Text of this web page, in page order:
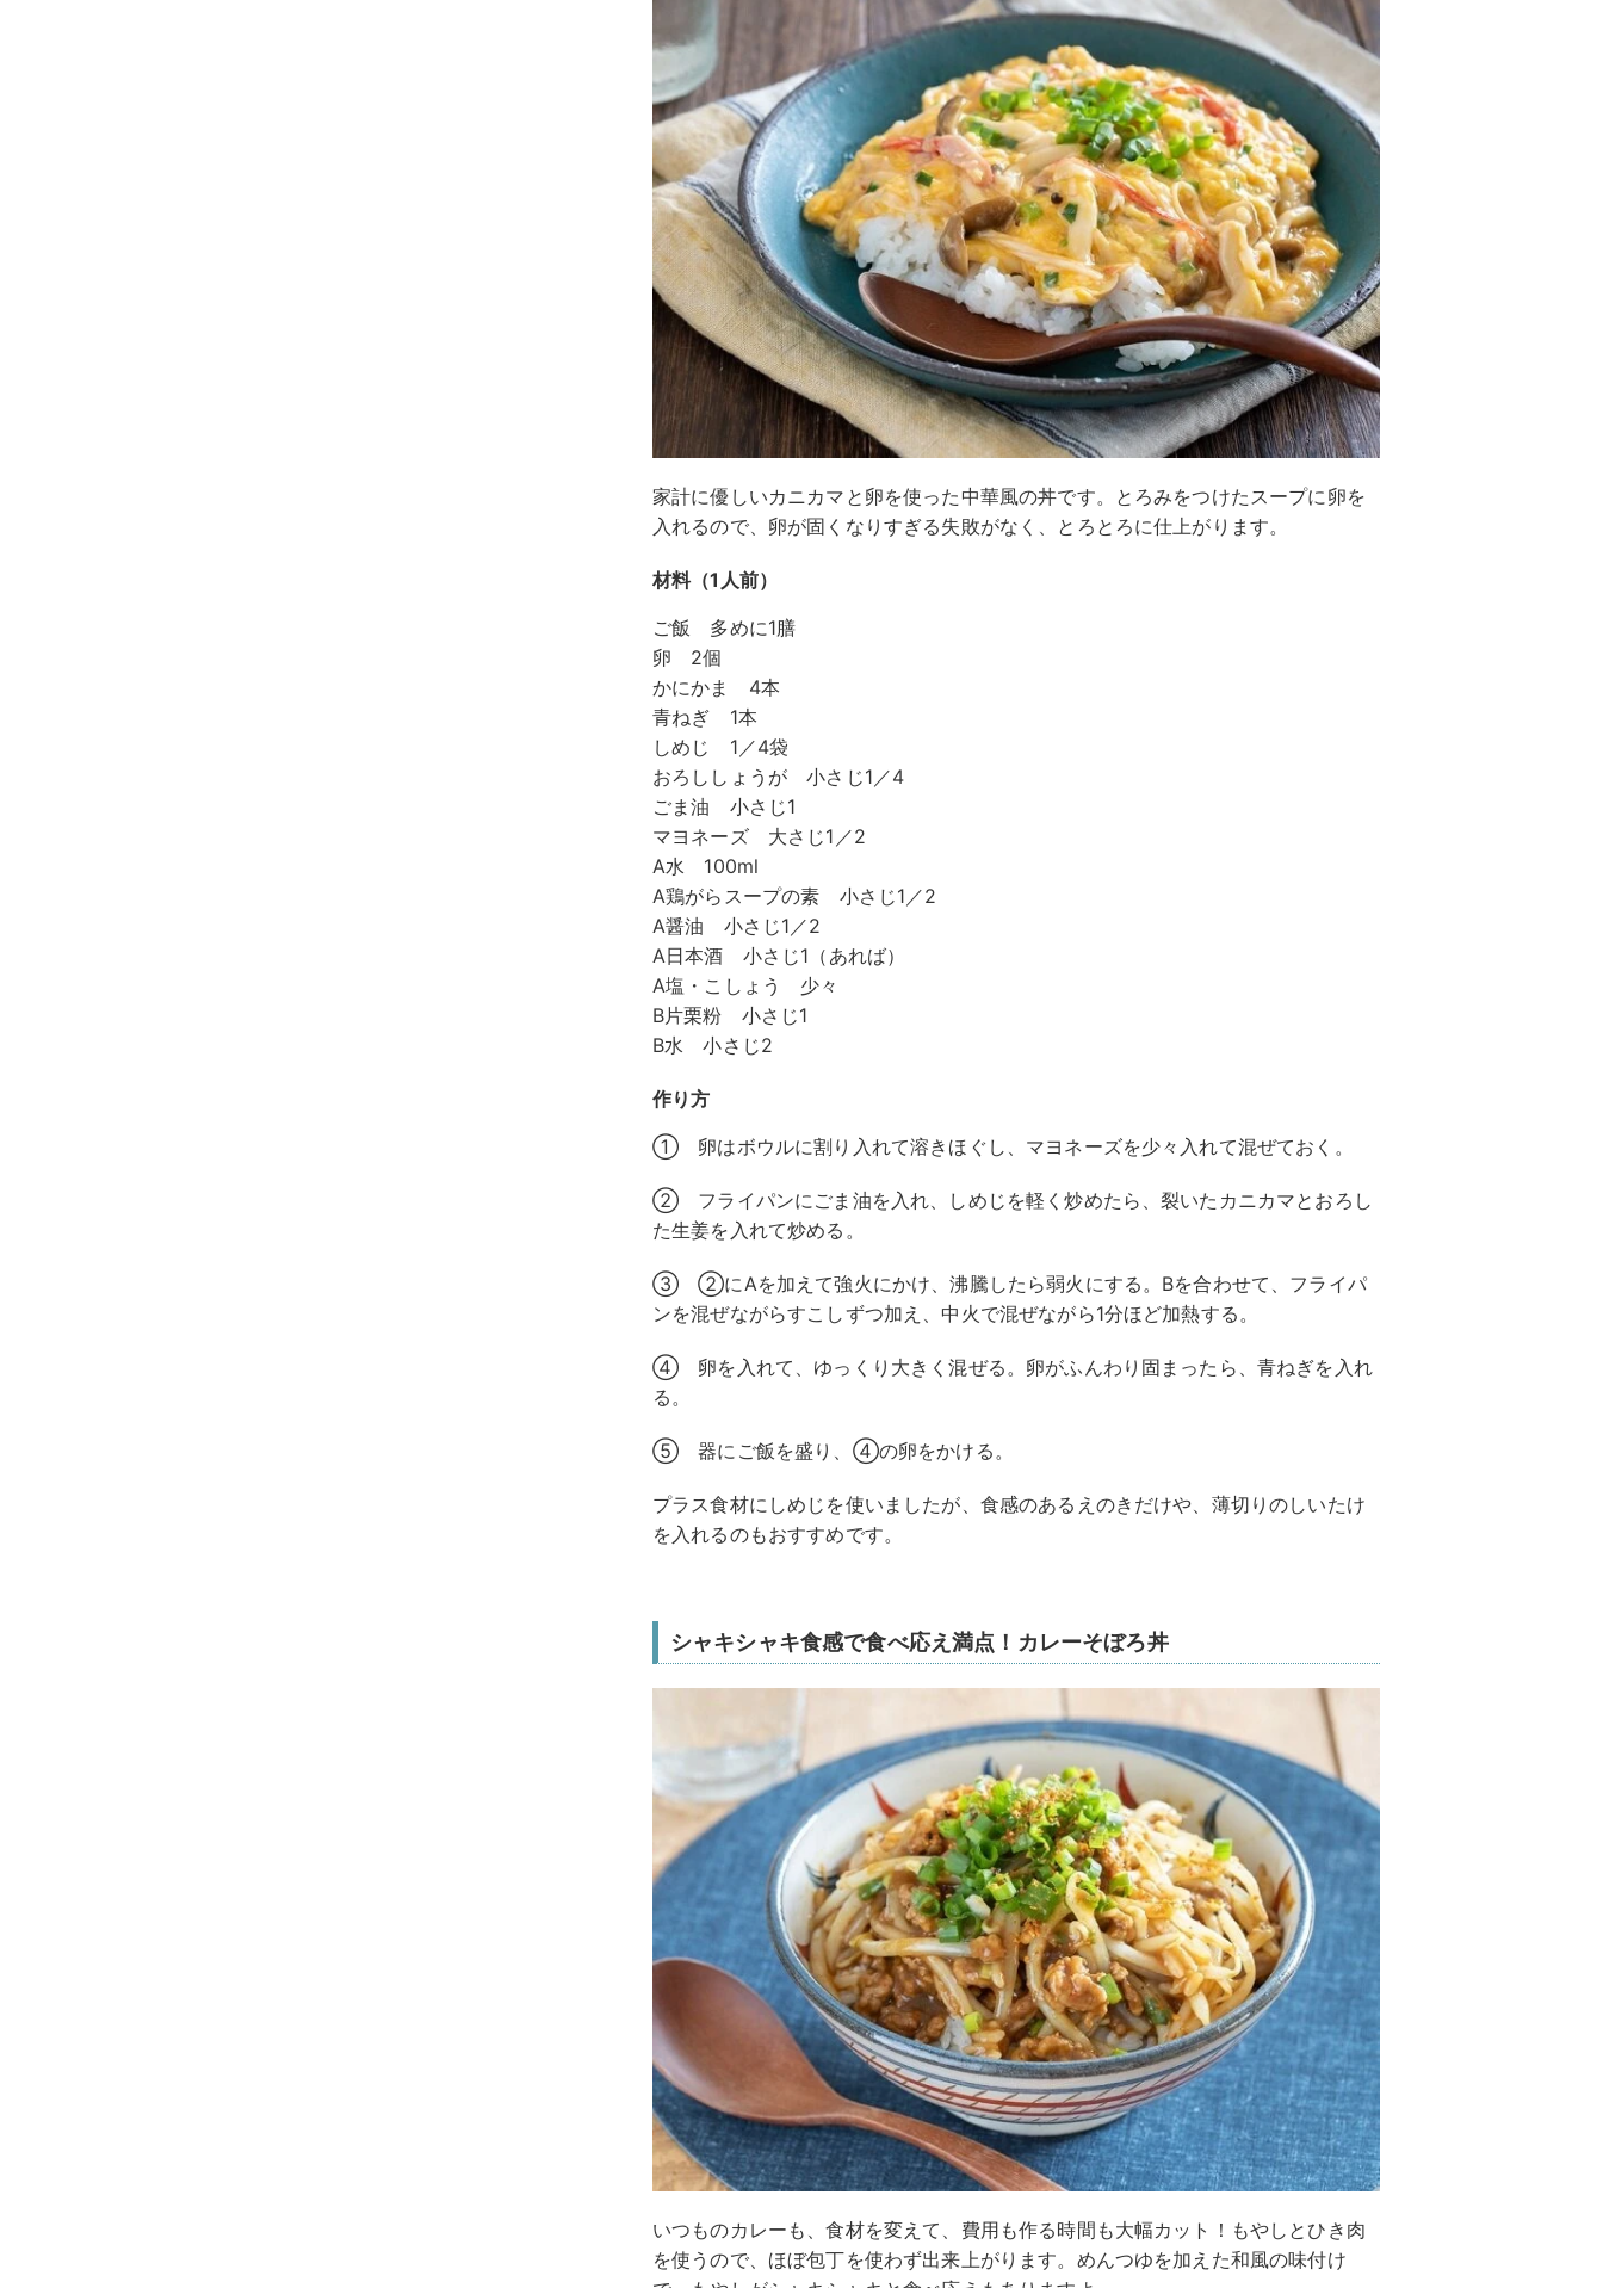
家計に優しいカニカマと卵を使った中華風の丼です。とろみをつけたスープに卵を
入れるので、卵が固くなりすぎる失敗がなく、とろとろに仕上がります。
材料（1人前）
ご飯 多めに1膳
卵 2個
かにかま 4本
青ねぎ 1本
しめじ 1／4袋
おろししょうが 小さじ1／4
ごま油 小さじ1
マヨネーズ 大さじ1／2
A水 100ml
A鶏がらスープの素 小さじ1／2
A醤油 小さじ1／2
A日本酒 小さじ1（あれば）
A塩・こしょう 少々
B片栗粉 小さじ1
B水 小さじ2
作り方
① 卵はボウルに割り入れて溶きほぐし、マヨネーズを少々入れて混ぜておく。
② フライパンにごま油を入れ、しめじを軽く炒めたら、裂いたカニカマとおろし
た生姜を入れて炒める。
③ ②にAを加えて強火にかけ、沸騰したら弱火にする。Bを合わせて、フライパ
ンを混ぜながらすこしずつ加え、中火で混ぜながら1分ほど加熱する。
④ 卵を入れて、ゆっくり大きく混ぜる。卵がふんわり固まったら、青ねぎを入れ
る。
⑤ 器にご飯を盛り、④の卵をかける。
プラス食材にしめじを使いましたが、食感のあるえのきだけや、薄切りのしいたけ
を入れるのもおすすめです。
シャキシャキ食感で食べ応え満点！カレーそぼろ丼
いつものカレーも、食材を変えて、費用も作る時間も大幅カット！もやしとひき肉
を使うので、ほぼ包丁を使わず出来上がります。めんつゆを加えた和風の味付け